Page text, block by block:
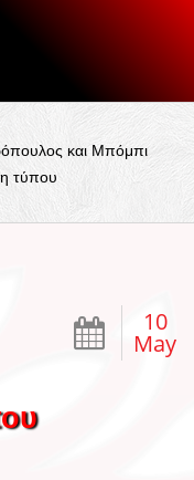
και Μπόμπι
τύπου
10
May